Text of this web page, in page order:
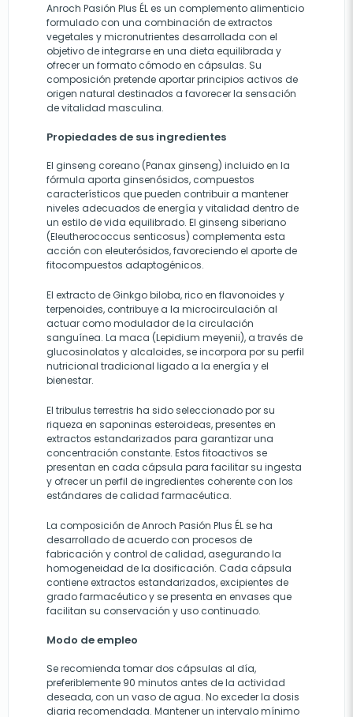
Anroch Pasión Plus ÉL es un complemento alimenticio
formulado con una combinación de extractos
vegetales y micronutrientes desarrollada con el
objetivo de integrarse en una dieta equilibrada y
ofrecer un formato cómodo en cápsulas. Su
composición pretende aportar principios activos de
origen natural destinados a favorecer la sensación
de vitalidad masculina.
Propiedades de sus ingredientes
El ginseng coreano (Panax ginseng) incluido en la
fórmula aporta ginsenósidos, compuestos
característicos que pueden contribuir a mantener
niveles adecuados de energía y vitalidad dentro de
un estilo de vida equilibrado. El ginseng siberiano
(Eleutherococcus senticosus) complementa esta
acción con eleuterósidos, favoreciendo el aporte de
fitocompuestos adaptogénicos.
El extracto de Ginkgo biloba, rico en flavonoides y
terpenoides, contribuye a la microcirculación al
actuar como modulador de la circulación
sanguínea. La maca (Lepidium meyenii), a través de
glucosinolatos y alcaloides, se incorpora por su perfil
nutricional tradicional ligado a la energía y el
bienestar.
El tribulus terrestris ha sido seleccionado por su
riqueza en saponinas esteroideas, presentes en
extractos estandarizados para garantizar una
concentración constante. Estos fitoactivos se
presentan en cada cápsula para facilitar su ingesta
y ofrecer un perfil de ingredientes coherente con los
estándares de calidad farmacéutica.
La composición de Anroch Pasión Plus ÉL se ha
desarrollado de acuerdo con procesos de
fabricación y control de calidad, asegurando la
homogeneidad de la dosificación. Cada cápsula
contiene extractos estandarizados, excipientes de
grado farmacéutico y se presenta en envases que
facilitan su conservación y uso continuado.
Modo de empleo
Se recomienda tomar dos cápsulas al día,
preferiblemente 90 minutos antes de la actividad
deseada, con un vaso de agua. No exceder la dosis
diaria recomendada. Mantener un intervalo mínimo